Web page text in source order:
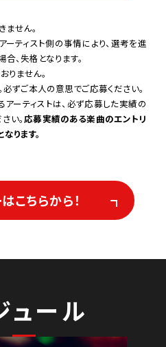
せん。
ティスト側の事情により、選考を進
、失格となります。
ません。
ずご本人の意思でご応募ください。
ーティストは、必ず応募した実績の
い。 応募実績のある楽曲のエントリ
ります。
こちらから！
ュール